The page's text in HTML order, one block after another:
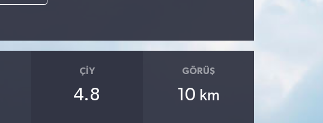
ÇIY
4.8
GÖRÜŞ
10 km